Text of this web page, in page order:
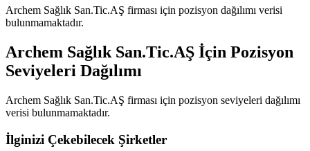
Archem Sağlık San.Tic.AŞ firması için pozisyon dağılımı verisi
bulunmamaktadır.
Archem Sağlık San.Tic.AŞ İçin Pozisyon
Seviyeleri Dağılımı
Archem Sağlık San.Tic.AŞ firması için pozisyon seviyeleri dağılımı
verisi bulunmamaktadır.
İlginizi Çekebilecek Şirketler